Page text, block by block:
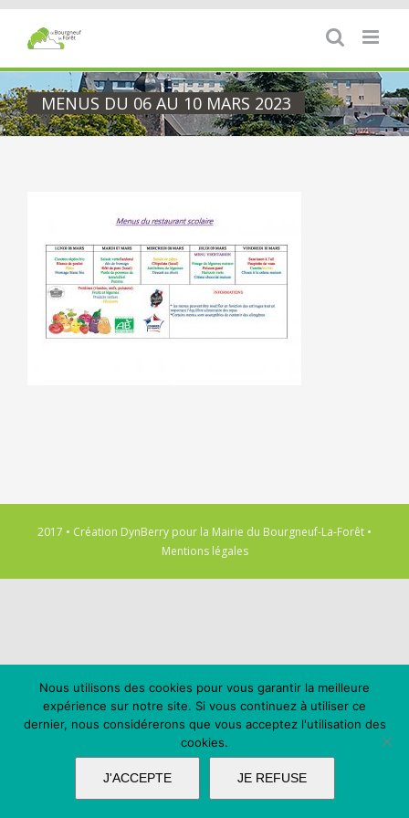
Passer
contenu
MENUS DU 06 AU 10 MARS 2023
2017 • Création DynBerry pour la Mairie du Bourgneuf-La-Forêt •
Mentions légales
Nous utilisons des cookies pour vous garantir la meilleure
expérience sur notre site. Si vous continuez à utiliser ce
dernier, nous considérerons que vous acceptez l'utilisation des
cookies.
J'ACCEPTE JE REFUSE